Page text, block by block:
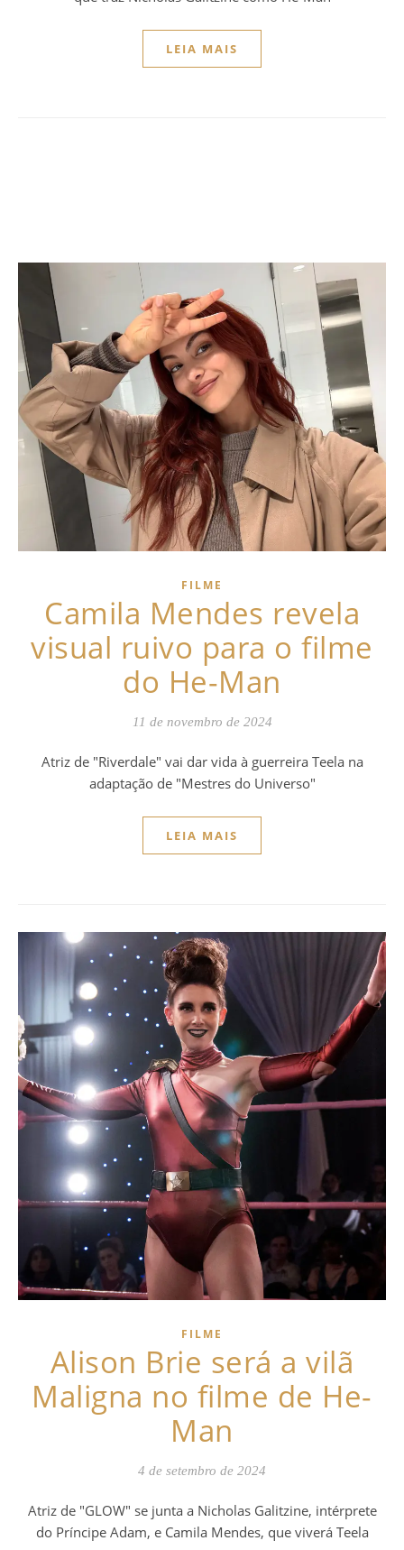
LEIA MAIS
FILME
Camila Mendes revela
visual ruivo para o filme
do He-Man
11 de novembro de 2024
Atriz de "Riverdale" vai dar vida à guerreira Teela na
adaptação de "Mestres do Universo"
LEIA MAIS
FILME
Alison Brie será a vilã
Maligna no filme de He-
Man
4 de setembro de 2024
Atriz de "GLOW" se junta a Nicholas Galitzine, intérprete
do Príncipe Adam, e Camila Mendes, que viverá Teela